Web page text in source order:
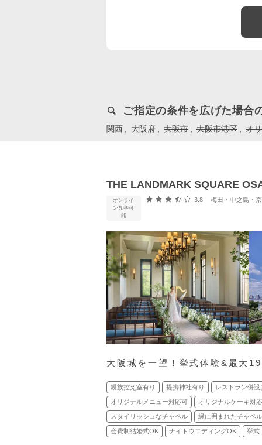
ご指定の条件を広げた場合
関西 大阪府 大阪市 大阪市港区 オ
THE LANDMARK SQUARE
オンライ
ン見学可
能
口コミ評価
3.8 梅田・中之島・京橋・
大阪城を一望！挙式体験&最大
親族控え室有り 提携神社有り レストラン併設
オリジナルメニュー対応可 オリジナルケーキ対
スタイリッシュなチャペル 緑に囲まれたチャペル
会費制結婚式OK ナイトウエディングOK 挙式